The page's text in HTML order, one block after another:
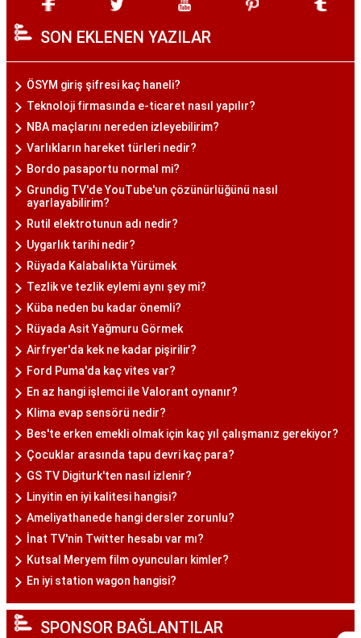
SON EKLENEN YAZILAR
ÖSYM giriş şifresi kaç haneli?
Teknoloji firmasında e-ticaret nasıl yapılır?
NBA maçlarını nereden izleyebilirim?
Varlıkların hareket türleri nedir?
Bordo pasaportu normal mi?
Grundig TV'de YouTube'un çözünürlüğünü nasıl
ayarlayabilirim?
Rutil elektrotunun adı nedir?
Uygarlık tarihi nedir?
Rüyada Kalabalıkta Yürümek
Tezlik ve tezlik eylemi aynı şey mi?
Küba neden bu kadar önemli?
Rüyada Asit Yağmuru Görmek
Airfryer'da kek ne kadar pişirilir?
Ford Puma'da kaç vites var?
En az hangi işlemci ile Valorant oynanır?
Klima evap sensörü nedir?
Bes'te erken emekli olmak için kaç yıl çalışmanız gerekiyor?
Çocuklar arasında tapu devri kaç para?
GS TV Digiturk'ten nasıl izlenir?
Linyitin en iyi kalitesi hangisi?
Ameliyathanede hangi dersler zorunlu?
İnat TV'nin Twitter hesabı var mı?
Kutsal Meryem film oyuncuları kimler?
En iyi station wagon hangisi?
SPONSOR BAĞLANTILAR